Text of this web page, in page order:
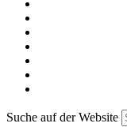
Suche auf der Website